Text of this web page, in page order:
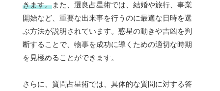
きます。また、選良占星術では、結婚や旅行、事業
開始など、重要な出来事を行うのに最適な日時を選
ぶ方法が説明されています。惑星の動きや吉凶を判
断することで、物事を成功に導くための適切な時期
を見極めることができます。
さらに、質問占星術では、具体的な質問に対する答